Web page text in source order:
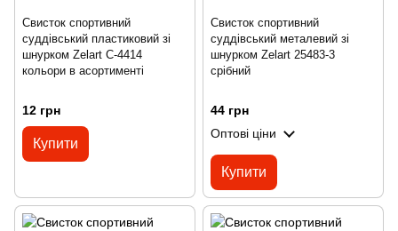
Свисток спортивний
суддівський пластиковий зі
шнурком Zelart C-4414
кольори в асортименті
12 грн
Купити
Свисток спортивний
суддівський металевий зі
шнурком Zelart 25483-3
срібний
44 грн
Оптові ціни
Купити